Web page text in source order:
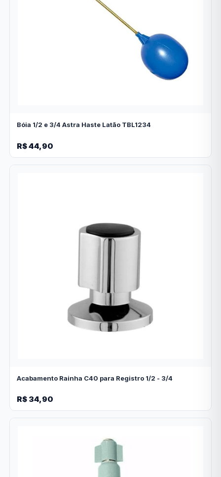
Bóia 1/2 e 3/4 Astra Haste Latão TBL1234
R$ 44,90
Acabamento Rainha C40 para Registro 1/2 - 3/4
R$ 34,90